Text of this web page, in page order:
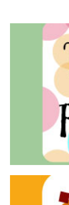
Teatro In
per far